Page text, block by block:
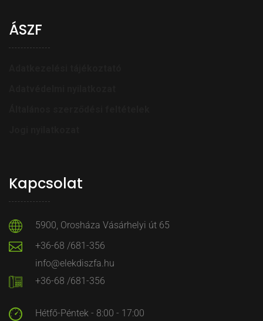
ÁSZF
Kapcsolat
5900, Orosháza Vásárhelyi út 65
+36-68 /681-356
info@elekdiszfa.hu
+36-68 /681-356
Hétfő-Péntek - 8:00 - 17:00